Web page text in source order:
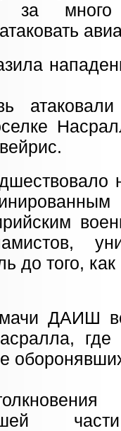
за
атаковали
до того,
ДАИШ
где